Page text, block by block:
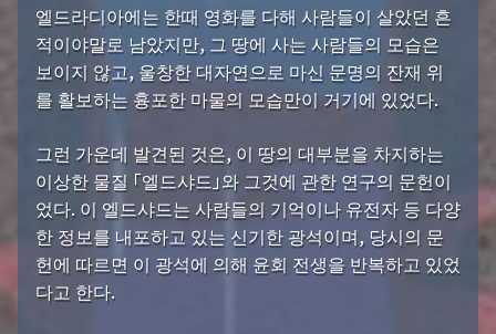
엘드라디아에는 한때 영화를 다해 사람들이 살았던 흔
적이야말로 남았지만, 그 땅에 사는 사람들의 모습은
보이지 않고, 울창한 대자연으로 마신 문명의 잔재 위
를 활보하는 흉포한 마물의 모습만이 거기에 있었다.
그런 가운데 발견된 것은, 이 땅의 대부분을 차지하는
이상한 물질 「엘드샤드」와 그것에 관한 연구의 문헌이
었다. 이 엘드샤드는 사람들의 기억이나 유전자 등 다양
한 정보를 내포하고 있는 신기한 광석이며, 당시의 문
헌에 따르면 이 광석에 의해 윤회 전생을 반복하고 있었
다고 한다.